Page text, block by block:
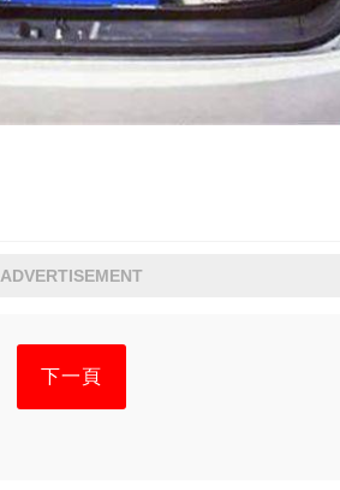
ADVERTISEMENT
下一頁